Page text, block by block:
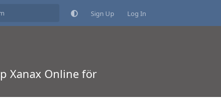
Sign Up Log In
Xanax Online för